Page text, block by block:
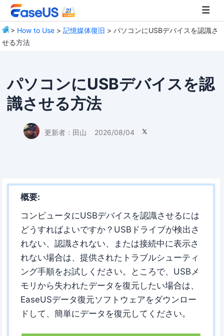
> How to Use >記憶媒体復旧 > パソコンにUSBデバイスを認識さ
せる方法
パソコンにUSBデバイスを認
識させる方法
更新者： 田山 2026/08/04 
概要:
コンピュータにUSBデバイスを認識させるには
どうすればよいですか？USBドライブが検出さ
れない、認識されない、または接続中に表示さ
れない場合は、提供されたトラブルシューティ
ング手順をお試しください。ところで、USBメ
モリから失われたデータを復元したい場合は、
EaseUSデータ復元ソフトウェアをダウンロー
ドして、簡単にデータを復元してください。